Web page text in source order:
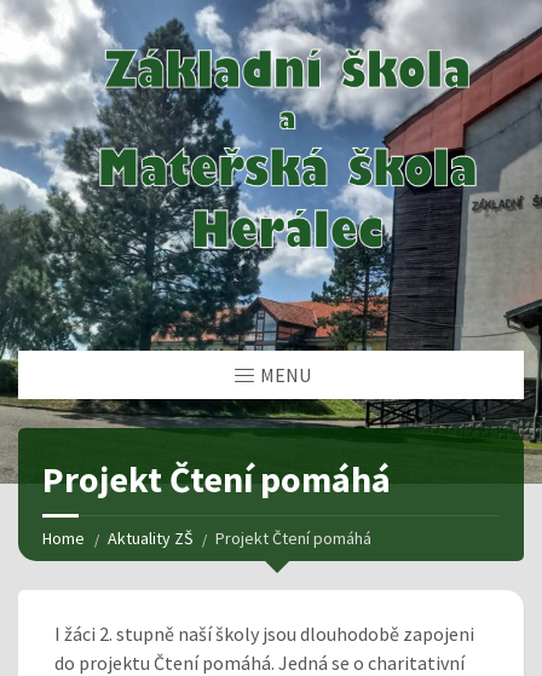
MENU
Projekt Čtení pomáhá
Home Aktuality ZŠ Projekt Čtení pomáhá
I žáci 2. stupně naší školy jsou dlouhodobě zapojeni
do projektu Čtení pomáhá. Jedná se o charitativní